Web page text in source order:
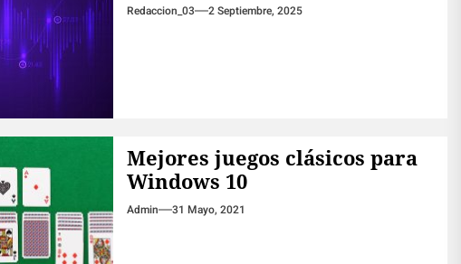
Redaccion_03 2 Septiembre, 2025
Mejores juegos clásicos para
Windows 10
Admin 31 Mayo, 2021